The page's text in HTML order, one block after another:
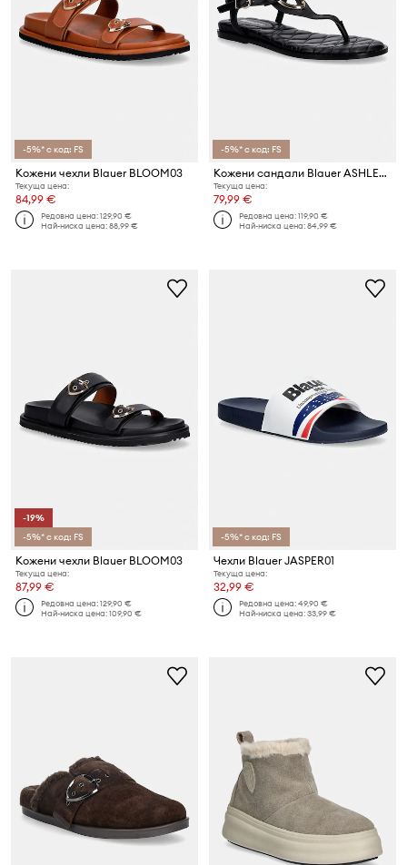
-5%* с код: FS
Кожени чехли Blauer BLOOM03
Текуща цена:
84,99 €
Редовна цена:129,90 €
Най-ниска цена:88,99 €
-5%* с код: FS
Кожени сандали Blauer ASHLEY02
Текуща цена:
79,99 €
Редовна цена:119,90 €
Най-ниска цена:84,99 €
-19%
-5%* с код: FS
Кожени чехли Blauer BLOOM03
Текуща цена:
87,99 €
Редовна цена:129,90 €
Най-ниска цена:109,90 €
-5%* с код: FS
Чехли Blauer JASPER01
Текуща цена:
32,99 €
Редовна цена:49,90 €
Най-ниска цена:33,99 €